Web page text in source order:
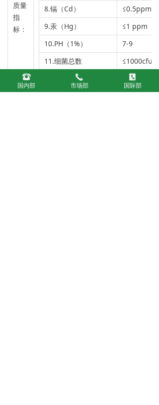
质量
指
标：
8.镉（Cd）
≤0.5ppm
9.汞（Hg）
≤1 ppm
10.PH（1%）
7-9
11.细菌总数
≤1000cfu/g
12.霉菌/酵母菌
≤25cfu/g
뀰
国内部
끅
市场部
끐
国际部